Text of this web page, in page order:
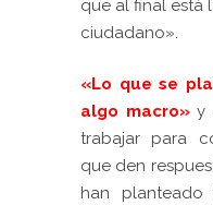
que al final está
ciudadano».
«Lo que se
algo macro» y
trabajar para
que den
han planteado